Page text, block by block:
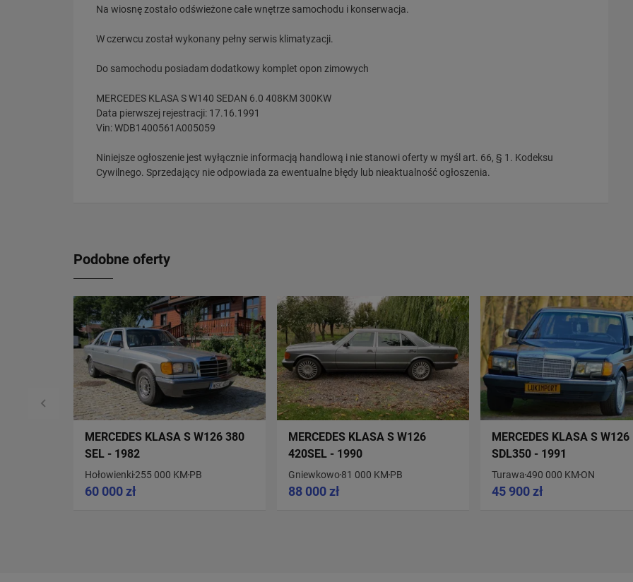
Na wiosnę zostało odświeżone całe wnętrze samochodu i konserwacja.
W czerwcu został wykonany pełny serwis klimatyzacji.
Do samochodu posiadam dodatkowy komplet opon zimowych
MERCEDES KLASA S W140 SEDAN 6.0 408KM 300KW
Data pierwszej rejestracji: 17.16.1991
Vin: WDB1400561A005059
Niniejsze ogłoszenie jest wyłącznie informacją handlową i nie stanowi oferty w myśl art. 66, § 1. Kodeksu
Cywilnego. Sprzedający nie odpowiada za ewentualne błędy lub nieaktualność ogłoszenia.
Podobne oferty
MERCEDES KLASA S W126 380
SEL - 1982
Hołowienki255 000 KM PB
60 000 zł
MERCEDES KLASA S W126
420SEL - 1990
Gniewkowo81 000 KM PB
88 000 zł
MERCEDES KLASA S W126
SDL350 - 1991
Turawa490 000 KM ON
45 900 zł